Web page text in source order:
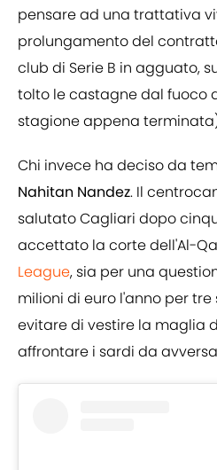
pensare ad una trattativa
prolungamento del
club di Serie B in agguato,
tolto le castagne dal fuoco
stagione appena
Chi invece ha deciso da
Nahitan Nandez. Il
salutato Cagliari dopo
accettato la corte dell'Al-
League, sia per una
milioni di euro l'anno per
evitare di vestire la maglia
affrontare i sardi da